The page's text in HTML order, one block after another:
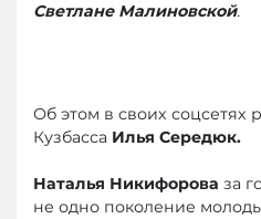
Светлане Малиновской.
Об этом в своих соцсетях
Кузбасса Илья Середюк.
Наталья Никифорова за
не одно поколение